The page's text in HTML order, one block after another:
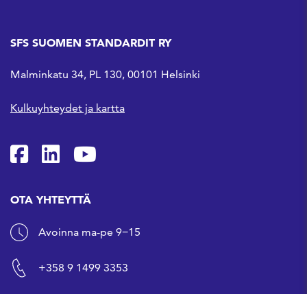
SFS SUOMEN STANDARDIT RY
Malminkatu 34, PL 130, 00101 Helsinki
Kulkuyhteydet ja kartta
SFS Facebookissa
SFS Linkedinissä
SFS Youtubessa
OTA YHTEYTTÄ
Avoinna ma-pe 9−15
+358 9 1499 3353